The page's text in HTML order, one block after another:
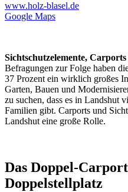
www.holz-blasel.de
Google Maps
Sichtschutzelemente,
Befragungen zur Folge haben
37 Prozent ein wirklich großes
Garten, Bauen und
zu suchen, dass es in Landshut
Familien gibt. Carports und
Landshut eine große Rolle.
Das Doppel-
Doppelstellplatz